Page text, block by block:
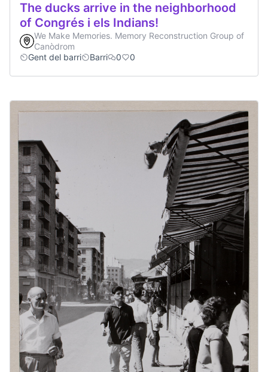
The ducks arrive in the neighborhood
of Congrés i els Indians!
We Make Memories. Memory Reconstruction Group of
Canòdrom
Gent del barri
Barri 0 0